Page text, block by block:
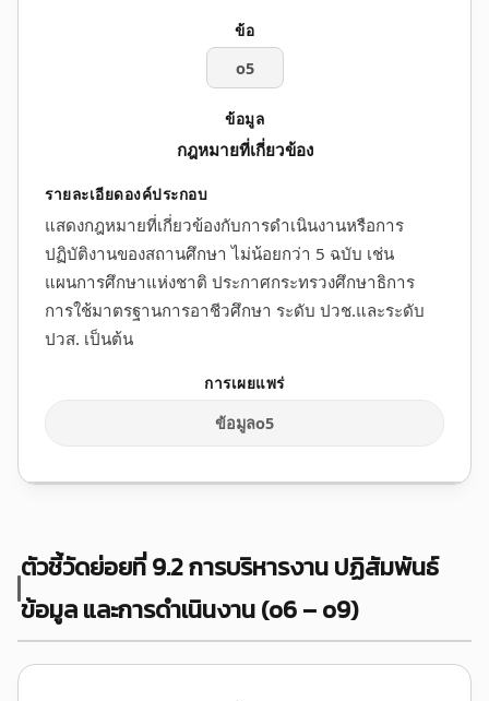
o5
กฎหมายที่เกี่ยวข้อง
แสดงกฎหมายที่เกี่ยวข้องกับการดำเนินงานหรือการ
ปฏิบัติงานของสถานศึกษา ไม่น้อยกว่า 5 ฉบับ เช่น
แผนการศึกษาแห่งชาติ ประกาศกระทรวงศึกษาธิการ
การใช้มาตรฐานการอาชีวศึกษา ระดับ ปวช.และระดับ
ปวส. เป็นต้น
ข้อมูลo5
ตัวชี้วัดย่อยที่ 9.2การบริหารงาน ปฏิสัมพันธ์
ข้อมูล และการดำเนินงาน(o6 – o9)